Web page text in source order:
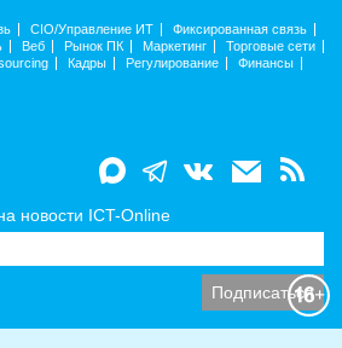
CIO/Управление ИТ
Фиксированная связь
Веб Рынок ПК Маркетинг
Торговые сети
Кадры Регулирование
Финансы
новости ICT-Online